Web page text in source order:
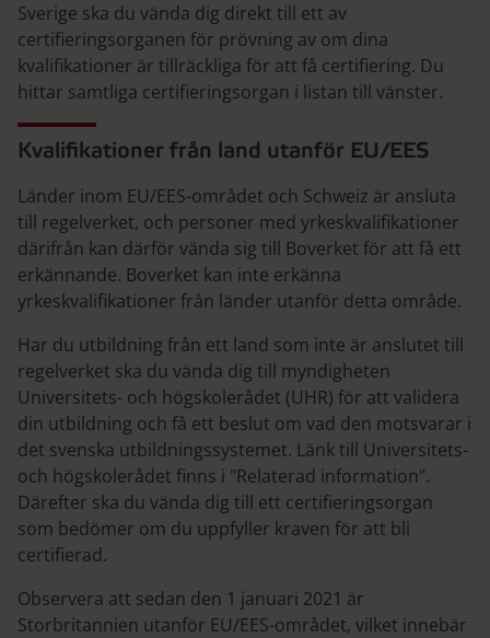
Sverige ska du vända dig direkt till ett av
certifieringsorganen för prövning av om dina
kvalifikationer är tillräckliga för att få certifiering. Du
hittar samtliga certifieringsorgan i listan till vänster.
Kvalifikationer från land utanför EU/EES
Länder inom EU/EES-området och Schweiz är ansluta
till regelverket, och personer med yrkeskvalifikationer
därifrån kan därför vända sig till Boverket för att få ett
erkännande. Boverket kan inte erkänna
yrkeskvalifikationer från länder utanför detta område.
Har du utbildning från ett land som inte är anslutet till
regelverket ska du vända dig till myndigheten
Universitets- och högskolerådet (UHR) för att validera
din utbildning och få ett beslut om vad den motsvarar i
det svenska utbildningssystemet. Länk till Universitets-
och högskolerådet finns i "Relaterad information".
Därefter ska du vända dig till ett certifieringsorgan
som bedömer om du uppfyller kraven för att bli
certifierad.
Observera att sedan den 1 januari 2021 är
Storbritannien utanför EU/EES-området, vilket innebär